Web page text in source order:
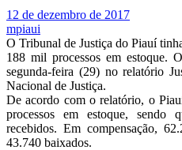
12 de dezembro de 2017
mpiaui
O Tribunal de Justiça do Piauí
188 mil processos em estoque.
segunda-feira (29) no relatório
Nacional de Justiça.
De acordo com o relatório, o
processos em estoque, sendo
recebidos. Em compensação,
43.740 baixados.